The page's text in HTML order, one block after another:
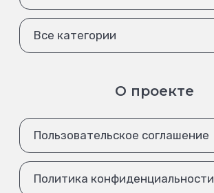
Все категории
О проекте
Пользовательское соглашение
Политика конфиденциальности